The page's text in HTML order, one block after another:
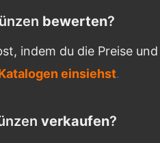
bewerten?
indem du die Preise und
einsiehst.
verkaufen?